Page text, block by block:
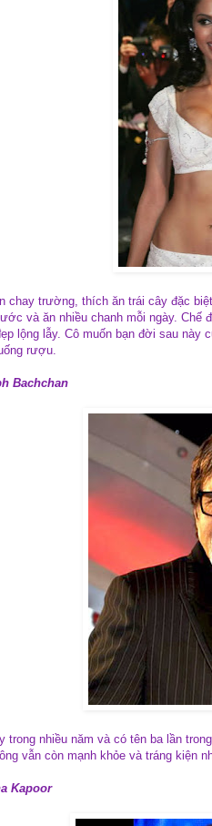
chay trường, thích ăn trái cây đặc
và ăn nhiều chanh mỗi ngày.
lộng lẫy. Cô muốn bạn đời sau này
rượu.
Bachchan
trong nhiều năm và có tên ba lần
vẫn còn mạnh khỏe và tráng kiện
Kapoor